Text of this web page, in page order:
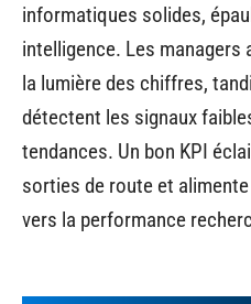
informatiques solides,
intelligence. Les
la lumière des chiffres,
détectent les signaux
tendances. Un bon KPI
sorties de route et
vers la performance